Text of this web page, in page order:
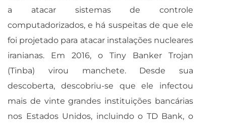
a atacar sistemas de controle
computadorizados, e há suspeitas de que ele
foi projetado para atacar instalações nucleares
iranianas. Em 2016, o Tiny Banker Trojan
(Tinba) virou manchete. Desde sua
descoberta, descobriu-se que ele infectou
mais de vinte grandes instituições bancárias
nos Estados Unidos, incluindo o TD Bank, o